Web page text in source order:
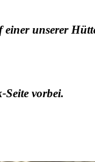
unserer
Seite vorbei.